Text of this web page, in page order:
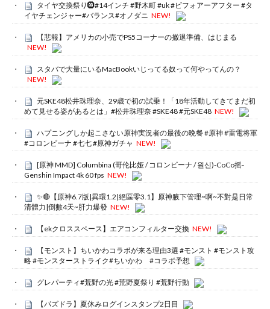
タイヤ交換祭り🛞#14インチ #野木町 #uk #ビフォアーアフター #タ
イヤチェンジャー#バランス#オノダニ NEW!
【悲報】アメリカの小売でPS5コーナーの撤退準備、はじまる
NEW!
スタバで大量にいるMacBookいじってる奴って何やってんの？
NEW!
元SKE48松井珠理奈、29歳で初の試乗！「18年活動してきてまだ初
めて見せる姿があるとは」#松井珠理奈 #SKE48 #元SKE48 NEW!
ハプニングしか起こさない原神実況者の最後の晩餐 #原神 #雷電将軍
#コロンビーナ #七七 #原神ガチャ NEW!
[原神 MMD] Columbina (哥伦比娅 / コロンビーナ / 원신)-CoCo摇-
Genshin Impact 4k 60 fps NEW!
✨🔴【原神6.7版|異環1.2|絕區零3.1】原神腋下管理~啊~不對是日常
清體力|倒數4天~肝力爆發 NEW!
【ekクロススペース】エアコンフィルター交換 NEW!
【モンスト】ちいかわコラボが来る理由3選 #モンスト #モンスト攻
略 #モンスターストライク#ちいかわ #コラボ予想
グレパーティ#荒野の光 #荒野夏祭り #荒野行動
【パズドラ】夏休みログインスタンプ2日目